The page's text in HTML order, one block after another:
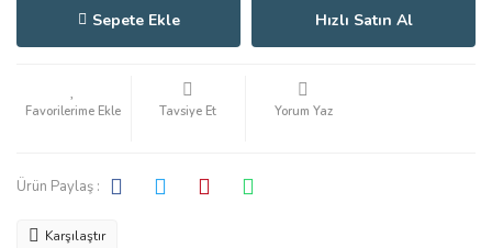
Sepete Ekle Hızlı Satın Al
Tavsiye Et Yorum Yaz
Ürün Paylaş :
Karşılaştır